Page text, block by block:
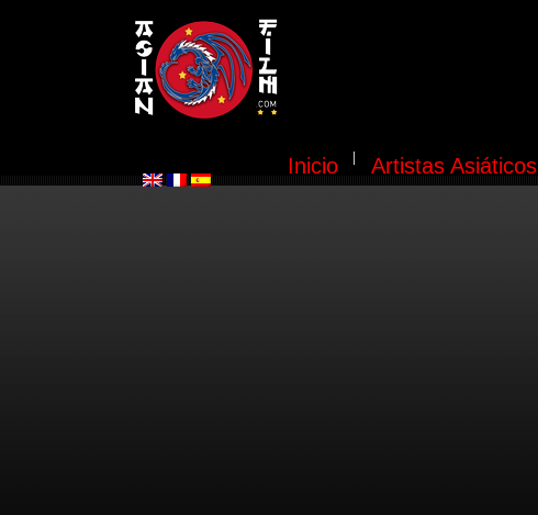
Inicio Artistas Asiáticos